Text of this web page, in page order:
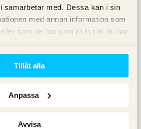
samarbetar med. Dessa kan i sin
med annan information som
som de har samlat in när du har
Tillåt alla
Anpassa
Avvisa
vårt nyhetsbrev för det
Google Ads och sociala